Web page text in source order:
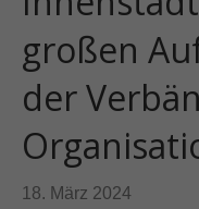
großen
der
18. März 2024